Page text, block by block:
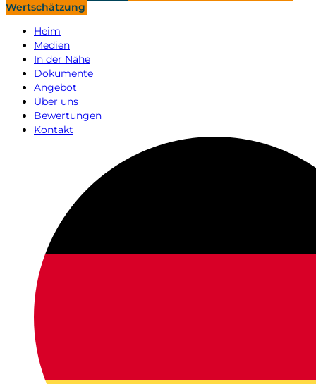
Wertschätzung
Heim
Medien
In der Nähe
Dokumente
Angebot
Über uns
Bewertungen
Kontakt